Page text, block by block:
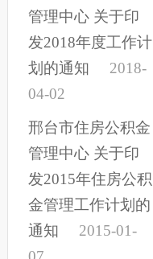
管理中心 关于印
发2018年度工作计
划的通知
2018-
04-02
邢台市住房公积金
管理中心 关于印
发2015年住房公积
金管理工作计划的
通知
2015-01-